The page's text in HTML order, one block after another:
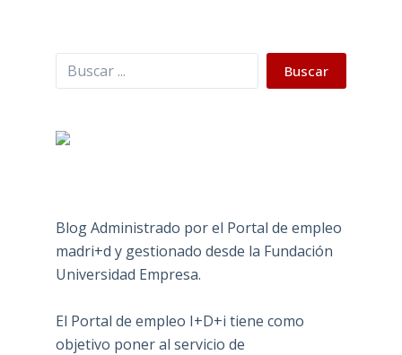
Buscar Buscar
Blog Administrado por el Portal de empleo
madri+d y gestionado desde la Fundación
Universidad Empresa.
El Portal de empleo I+D+i tiene como
objetivo poner al servicio de